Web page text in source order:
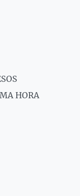
HORA